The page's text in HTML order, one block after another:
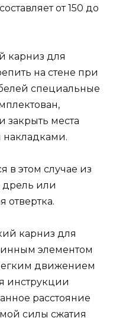
от 150 до
карниз для
на стене при
специальные
закрыть места
в этом случае из
дрель или
отвертка.
карниз для
элементом
движением
инструкции
расстояние
силы сжатия